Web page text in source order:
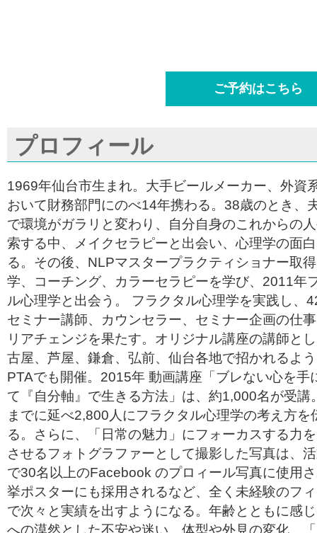
ご予約はこちら
プロフィール
1969年仙台市生まれ。大手ビールメーカー、外資
おいて財務部門にのべ14年携わる。38歳のとき、
で環境がガラリと変わり、自分自身のこれからの
索する中、メイクセラピーと出会い、心理学の面
る。その後、NLPマスタープラクティショナー取
学、コーチング、カラーセラピーを学び、2011年
ル心理学と出会う。 フラクタル心理学を実践し、
セミナー講師、カウンセラー、セミナー企画の仕
リアチェンジを果たす。オリジナル講座の講師と
古屋、芦屋、鎌倉、弘前、仙台各地で招かれるよ
PTAでも開催。2015年 動画講座「ブレない心を手
て『自分軸』で生きる方法」は、約1,000名が受講
までに延べ2,800人にフラクタル心理学の考え方を
る。さらに、「日常の魅力」にフォーカスする力
させるフォトグラファーとして撮影した写真は、
で30名以上のFacebook のプロィール写真に使用
挙ポスターにも採用されるなど、全く未経験のフ
で次々と実績を出すようになる。年齢とともに感
への漠然とした不安や迷い、体型や外見の変化。